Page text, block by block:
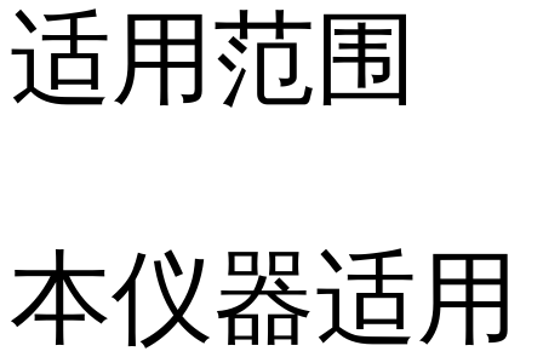
适用范围
本仪器适用